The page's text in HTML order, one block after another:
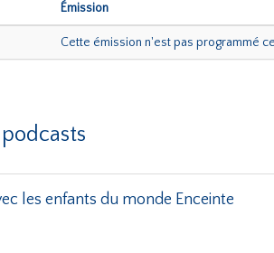
Émission
Cette émission n'est pas programmé
les enfants du monde Enceinte